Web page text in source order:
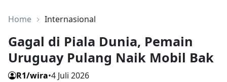
Home Internasional
Gagal di Piala Dunia, Pemain
Uruguay Pulang Naik Mobil Bak
R1/wira•4 Juli 2026